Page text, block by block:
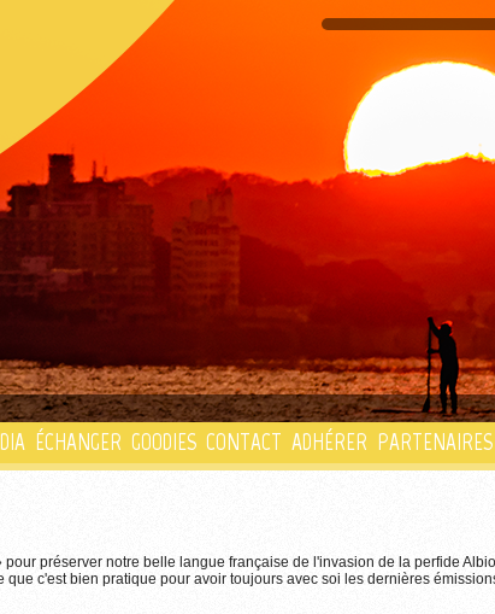
ÉCHANGER GOODIES CONTACT ADHÉRER PARTENAIRES
pour préserver notre belle langue française de l'invasion de la perfide
que c'est bien pratique pour avoir toujours avec soi les dernières